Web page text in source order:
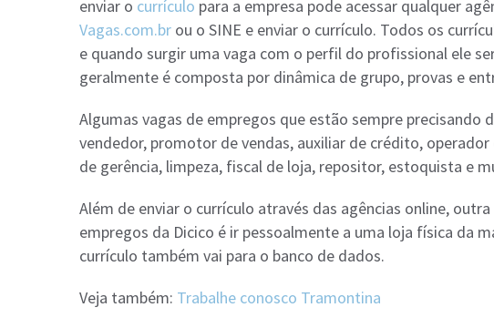
enviar o currículo para a empresa pode acessar qualquer
Vagas.com.br ou o SINE e enviar o currículo. Todos os
e quando surgir uma vaga com o perfil do profissional ele
geralmente é composta por dinâmica de grupo, provas e
Algumas vagas de empregos que estão sempre precisando
vendedor, promotor de vendas, auxiliar de crédito,
de gerência, limpeza, fiscal de loja, repositor, estoquista e
Além de enviar o currículo através das agências online,
empregos da Dicico é ir pessoalmente a uma loja física da
currículo também vai para o banco de dados.
Veja também: Trabalhe conosco Tramontina